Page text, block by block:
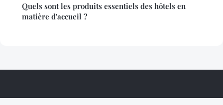
Quels sont les produits essentiels des hôtels en
matière d'accueil ?
Gitelepastel